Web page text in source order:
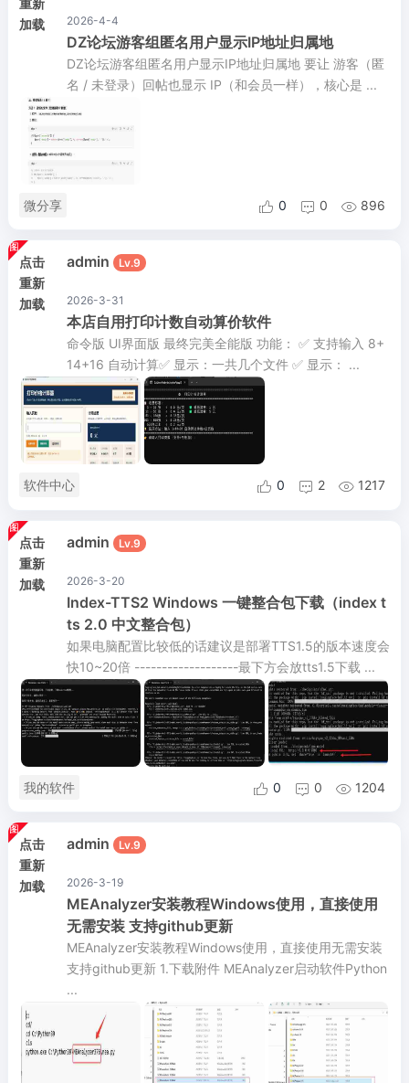
重新
加载
2026-4-4
DZ论坛游客组匿名用户显示IP地址归属地
DZ论坛游客组匿名用户显示IP地址归属地 要让 游客（匿
名 / 未登录）回帖也显示 IP（和会员一样），核心是 ...
微分享  0  0  896
点击
重新
加载
admin Lv.9
2026-3-31
本店自用打印计数自动算价软件
命令版 UI界面版 最终完美全能版 功能： ✅ 支持输入 8+
14+16 自动计算✅ 显示：一共几个文件 ✅ 显示： ...
软件中心  0  2  1217
点击
重新
加载
admin Lv.9
2026-3-20
Index-TTS2 Windows 一键整合包下载（index t
ts 2.0 中文整合包）
如果电脑配置比较低的话建议是部署TTS1.5的版本速度会
快10~20倍 -------------------最下方会放tts1.5下载 ...
我的软件  0  0  1204
点击
重新
加载
admin Lv.9
2026-3-19
MEAnalyzer安装教程Windows使用，直接使用
无需安装 支持github更新
MEAnalyzer安装教程Windows使用，直接使用无需安装
支持github更新 1.下载附件 MEAnalyzer启动软件Python
...